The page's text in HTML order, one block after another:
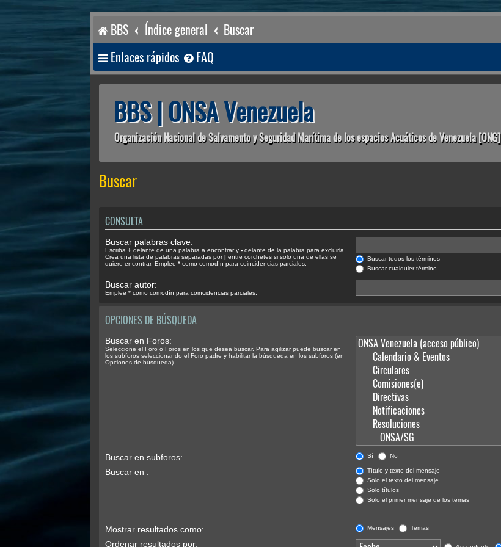
BBS Índice general
Buscar
Enlaces rápidos
FAQ
BBS | ONSA Venezuela
Organización Nacional de Salvamento y Seguridad Marítima de los espacios Acuáticos de Venezuela [ONG]
Buscar
CONSULTA
Buscar palabras clave:
Escriba + delante de una palabra a encontrar y - delante de la palabra para excluirla.
Crea una lista de palabras separadas por| entre corchetes si solo una de ellas se
quiere encontrar. Emplee * como comodín para coincidencias parciales.
Buscar todos los términos
Buscar cualquier término
Buscar autor:
Emplee * como comodín para coincidencias parciales.
OPCIONES DE BÚSQUEDA
Buscar en Foros:
Seleccione el Foro o Foros en los que desea buscar. Para agilizar puede buscar en
los subforos seleccionando el Foro padre y habilitar la búsqueda en los subforos (en
Opciones de búsqueda).
Buscar en subforos: Sí No
Buscar en :
Título y texto del mensaje
Solo el texto del mensaje
Solo títulos
Solo el primer mensaje de los temas
Mostrar resultados como: Mensajes Temas
Ordenar resultados por: